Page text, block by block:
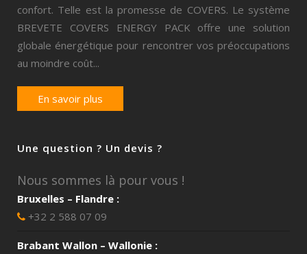
confort. Telle est la promesse de COVERS. Le système
BREVETE COVERS ENERGY PACK offre une solution
globale énergétique pour rencontrer vos préoccupations
au moindre coût...
En savoir plus
Une question ? Un devis ?
Nous sommes là pour vous !
Bruxelles – Flandre :
+32 2 588 07 09
Brabant Wallon – Wallonie :